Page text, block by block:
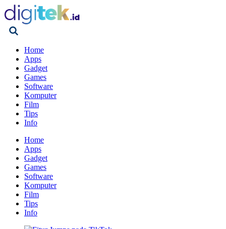
Home
Apps
Gadget
Games
Software
Komputer
Film
Tips
Info
Home
Apps
Gadget
Games
Software
Komputer
Film
Tips
Info